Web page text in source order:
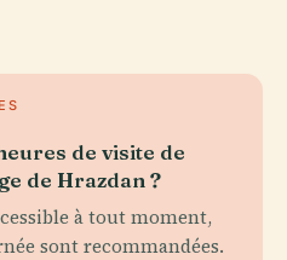
de visite de
de Hrazdan ?
à tout moment,
sont recommandées.